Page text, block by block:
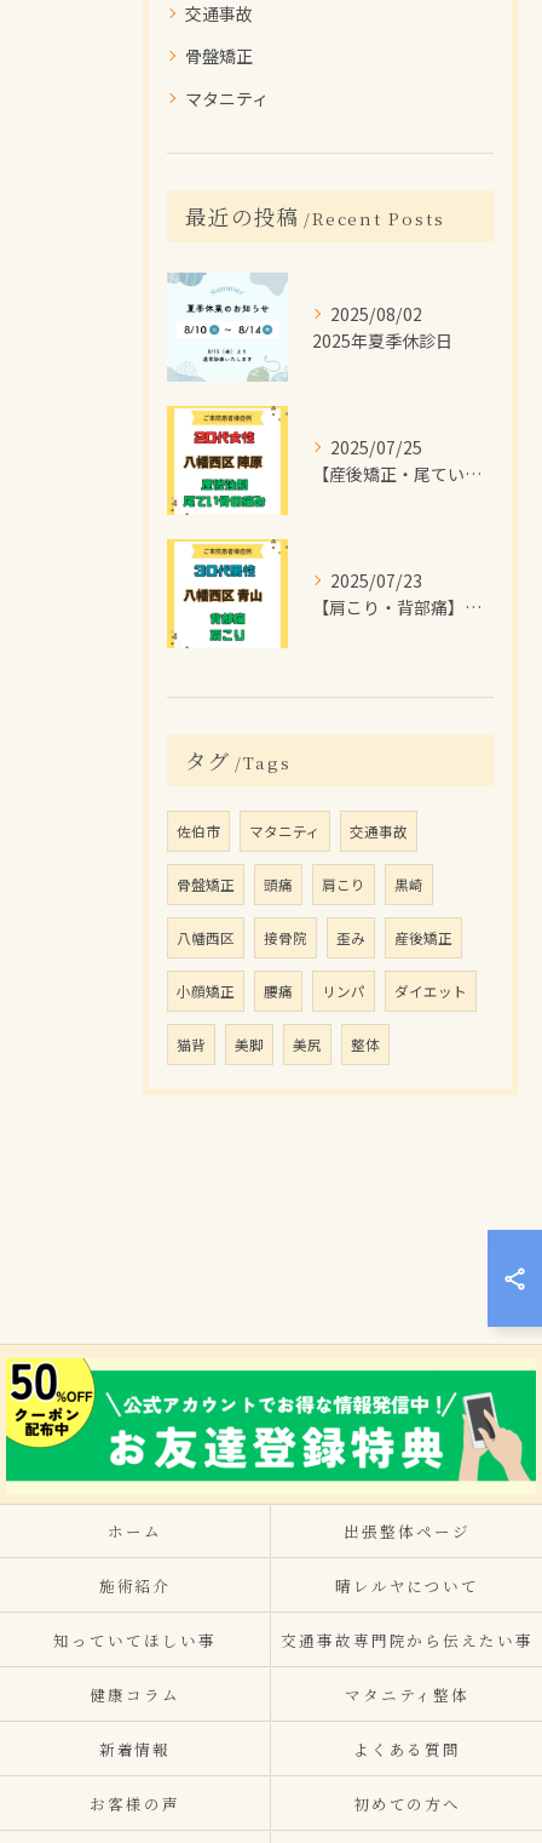
交通事故
骨盤矯正
マタニティ
最近の投稿 Recent Posts
2025/08/02
2025年夏季休診日
2025/07/25
【産後矯正・尾てい骨の痛み】で【八幡西区陣原】より
2025/07/23
【肩こり・背部痛】で【八幡西区青山】より
タグ Tags
佐伯市 マタニティ 交通事故
骨盤矯正 頭痛 肩こり 黒崎
八幡西区 接骨院 歪み 産後矯正
小顔矯正 腰痛 リンパ ダイエット
猫背 美脚 美尻 整体
ホーム 出張整体ページ
施術紹介 晴レルヤについて
知っていてほしい事 交通事故専門院から伝えたい事
健康コラム マタニティ整体
新着情報 よくある質問
お客様の声 初めての方へ